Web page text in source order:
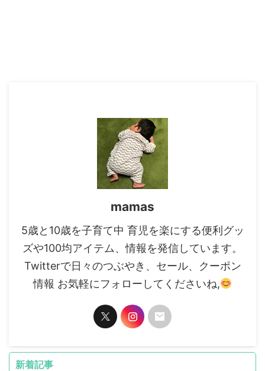
mamas
5歳と10歳を子育て中 育児を楽にする便利グッ
ズや100均アイテム、情報を発信しています。
Twitterで日々のつぶやき、セール、クーポン
情報 お気軽にフォローしてくださいね,
新着記事